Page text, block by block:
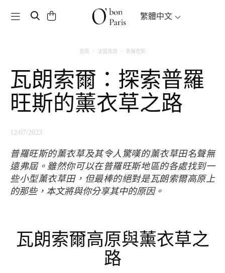
Toggle navigation 繁體中文
首頁 法國旅遊 普羅旺斯
瓦朗索爾：探索普羅
旺斯的薰衣草之路
12/07/2023
普羅旺斯的薰衣草及其令人驚嘆的薰衣草田名聲無
遠弗屆。雖然你可以在普羅旺斯地區的各處找到一
些小型薰衣草田，但最棒的絕對是瓦朗索爾高原上
的那些，本文將與你分享其中的原因。
瓦朗索爾高原與薰衣草之
路